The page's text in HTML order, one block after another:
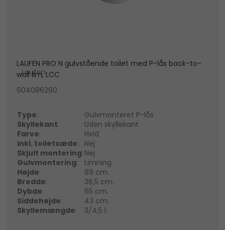
LAUFEN PRO N gulvstående toilet med P-lås back-to-
wall lim, LCC
Laufen
604086260
Type:
Gulvmonteret P-lås
Skyllekant:
Uden skyllekant
Farve:
Hvid
Inkl. toiletsæde:
Nej
Skjult montering: Nej
Gulvmontering:
Limning
Højde:
89 cm.
Bredde:
36,5 cm.
Dybde:
65 cm.
Siddehøjde:
43 cm.
Skyllemængde: 3/4,5 l.